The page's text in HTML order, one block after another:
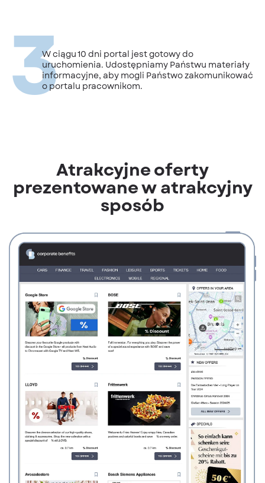
3W ciągu 10 dni portal jest gotowy do
uruchomienia. Udostępniamy Państwu materiały
informacyjne, aby mogli Państwo zakomunikować
o portalu pracownikom.
Atrakcyjne oferty
prezentowane w atrakcyjny
sposób